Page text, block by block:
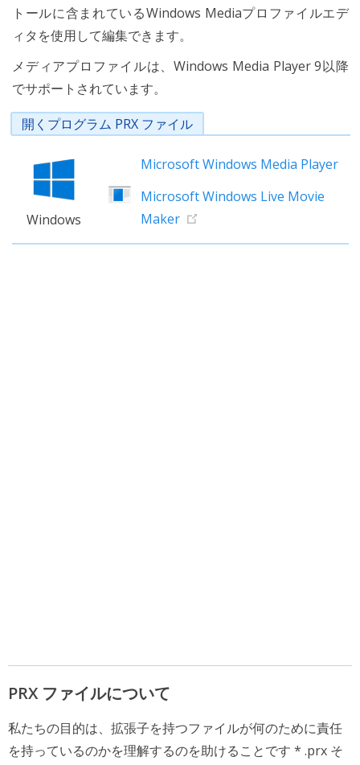
トールに含まれているWindows Mediaプロファイルエデ
ィタを使用して編集できます。
メディアプロファイルは、Windows Media Player 9以降
でサポートされています。
開くプログラム PRX ファイル
Windows
Microsoft Windows Media Player
Microsoft Windows Live Movie
Maker
PRX ファイルについて
私たちの目的は、拡張子を持つファイルが何のために責任
を持っているのかを理解するのを助けることです * .prx そ